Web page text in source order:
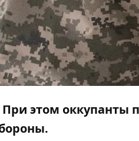
этом оккупанты